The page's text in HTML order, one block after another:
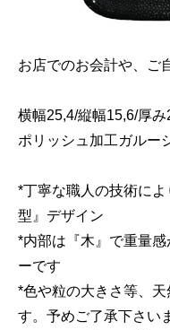
お店でのお会計や、ご
横幅25,4/縦幅15,6/厚み
ポリッシュ加工ガルー
*丁寧な職人の技術に
型』デザイン
*内部は『木』で重量
ーです
*色や粒の大きさ等、
す。予めご了承下さい